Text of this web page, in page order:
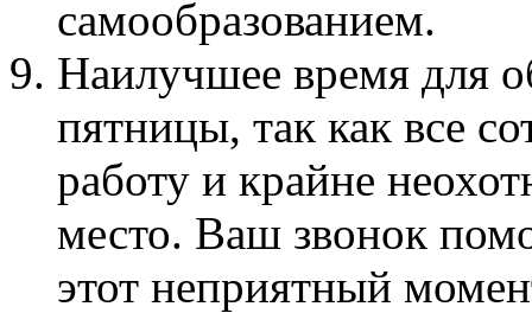
самообразованием.
Hаилучшее время для
пятницы, так как все
работу и крайне
место. Ваш звонок
этот неприятный